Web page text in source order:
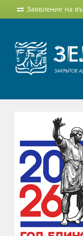
Заявление на